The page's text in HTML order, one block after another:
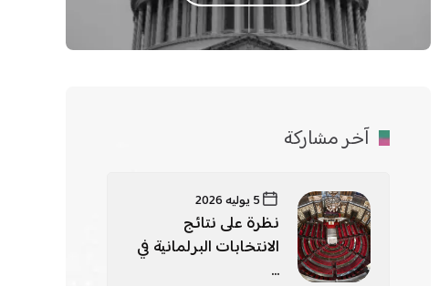
آخر مشاركة
نظرة على نتائج
الانتخابات البرلمانية في
...